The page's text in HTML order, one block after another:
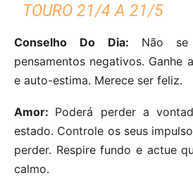
TOURO 21/4 A 21/5
Conselho Do Dia: Não
pensamentos negativos. Ganhe
e auto-estima. Merece ser feliz.
Amor: Poderá perder a
estado. Controle os seus
perder. Respire fundo e actue
calmo.